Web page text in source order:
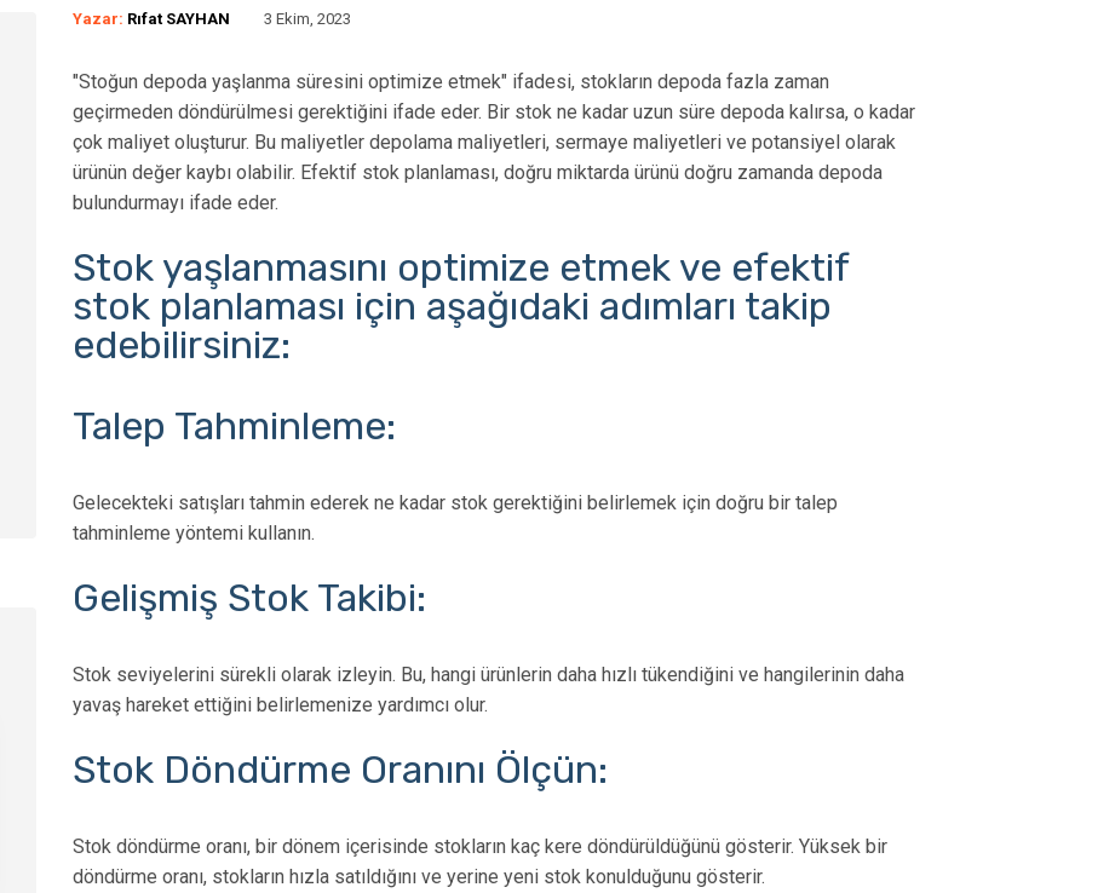
Depo Yönetimi Ve Kalite
Depo Yönetimi Için Sipariş
Yazar: Rıfat SAYHAN 3 Ekim, 2023
"Stoğun depoda yaşlanma süresini optimize etmek" ifadesi, stokların depoda fazla zaman
geçirmeden döndürülmesi gerektiğini ifade eder. Bir stok ne kadar uzun süre depoda kalırsa, o kadar
çok maliyet oluşturur. Bu maliyetler depolama maliyetleri, sermaye maliyetleri ve potansiyel olarak
ürünün değer kaybı olabilir. Efektif stok planlaması, doğru miktarda ürünü doğru zamanda depoda
bulundurmayı ifade eder.
Stok yaşlanmasını optimize etmek ve efektif
stok planlaması için aşağıdaki adımları takip
edebilirsiniz:
Talep Tahminleme:
Gelecekteki satışları tahmin ederek ne kadar stok gerektiğini belirlemek için doğru bir talep
tahminleme yöntemi kullanın.
Gelişmiş Stok Takibi:
Stok seviyelerini sürekli olarak izleyin. Bu, hangi ürünlerin daha hızlı tükendiğini ve hangilerinin daha
yavaş hareket ettiğini belirlemenize yardımcı olur.
Stok Döndürme Oranını Ölçün:
Stok döndürme oranı, bir dönem içerisinde stokların kaç kere döndürüldüğünü gösterir. Yüksek bir
döndürme oranı, stokların hızla satıldığını ve yerine yeni stok konulduğunu gösterir.